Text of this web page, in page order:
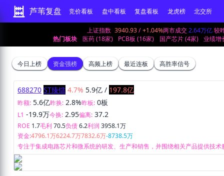
芦苇复盘 竞价看板 盘中看板 复盘看板 龙虎榜 北交所
上证指数 3940.93 /+1.04%两市成交2.64万亿 较
热门板块
医药 (18家) PCB板 (16家) 国产芯片 (4家) 业绩增
今日上榜 资金强榜 高频上榜 最近连板 高胜率信号
688270 ST臻镭 4.7% 5.9亿 / 197.8亿
昨额: 5.6亿昨换: 2.8%昨板: 0板
L1 -19.9万今换: 2.95偏离: 37.2
ROE 1.7毛利 70.5负债6.2利润 3958.1万
资金:4796.1万6224.7万7832.6万-8738.5万
专注于集成电路芯片和微系统的研发、生产和销售，并围绕相关产品提供技术